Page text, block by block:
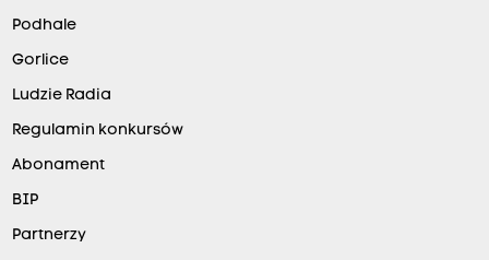
Podhale
Gorlice
Ludzie Radia
Regulamin konkursów
Abonament
BIP
Partnerzy